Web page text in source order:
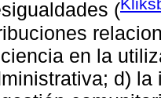
(
en la
d) la